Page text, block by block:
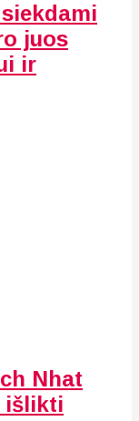
juos
ir
Nhat
išlikti